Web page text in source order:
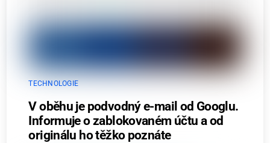
TECHNOLOGIE
V oběhu je podvodný e-mail od Googlu.
Informuje o zablokovaném účtu a od
originálu ho těžko poznáte